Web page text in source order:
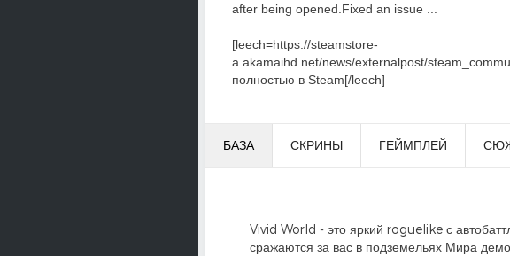
after being opened.Fixed an issue ...
[leech=https://steamstore-
a.akamaihd.net/news/externalpost/
полностью в Steam[/leech]
БАЗА СКРИНЫ ГЕЙМПЛЕЙ
Vivid World - это яркий roguelike с
сражаются за вас в подземельях Мира